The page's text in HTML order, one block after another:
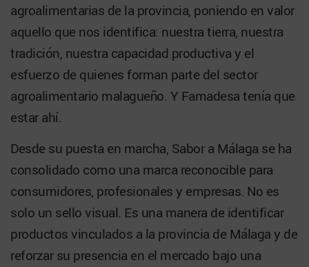
agroalimentarias de la provincia, poniendo en valor
aquello que nos identifica: nuestra tierra, nuestra
tradición, nuestra capacidad productiva y el
esfuerzo de quienes forman parte del sector
agroalimentario malagueño. Y Famadesa tenía que
estar ahí.
Desde su puesta en marcha, Sabor a Málaga se ha
consolidado como una marca reconocible para
consumidores, profesionales y empresas. No es
solo un sello visual. Es una manera de identificar
productos vinculados a la provincia de Málaga y de
reforzar su presencia en el mercado bajo una